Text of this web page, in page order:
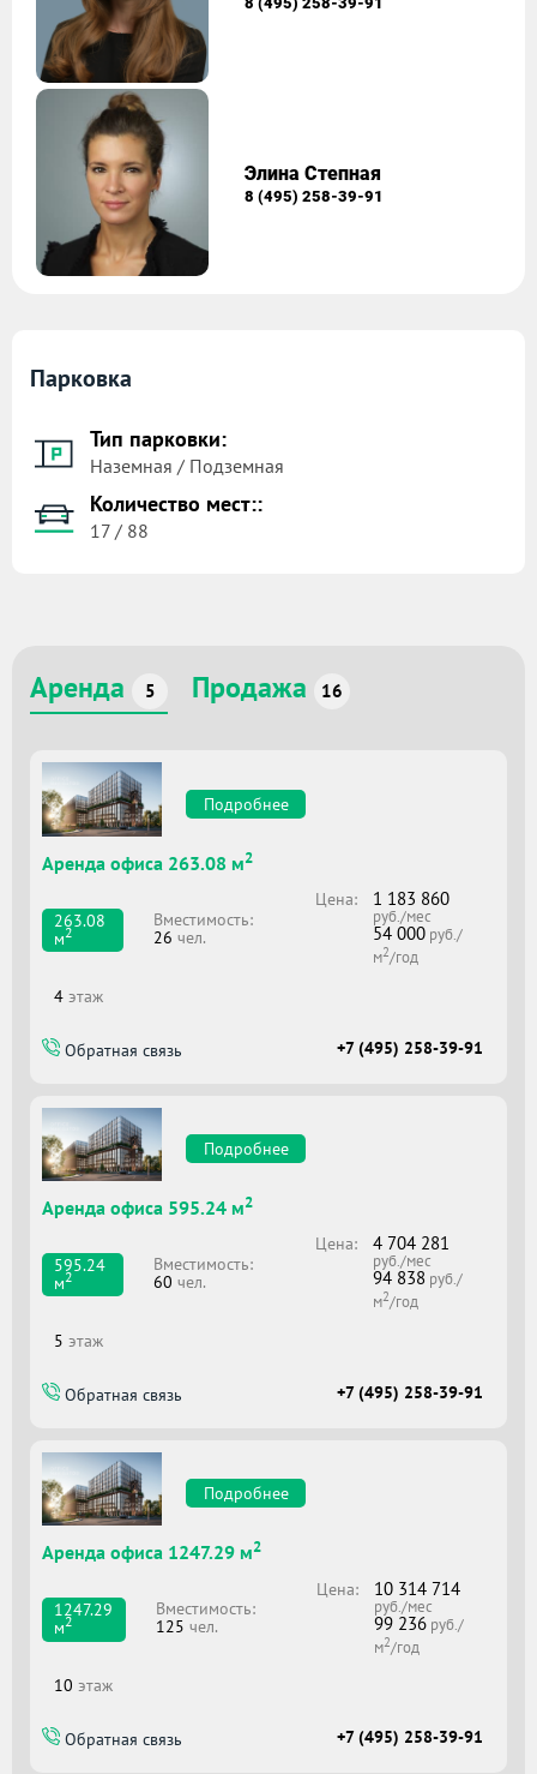
Элина Степная
8 (495) 258-39-91
Парковка
Тип парковки:
Наземная / Подземная
Количество мест::
17 / 88
Аренда 5 Продажа 16
Подробнее
Аренда офиса 263.08 м2
263.08
м2
Вместимоcть:
26 чел.
Цена: 1 183 860
руб./мес
54 000руб./
м2/год
4 этаж
Обратная связь +7 (495) 258-39-91
Подробнее
Аренда офиса 595.24 м2
595.24
м2
Вместимоcть:
60 чел.
Цена: 4 704 281
руб./мес
94 838 руб./
м2/год
5 этаж
Обратная связь +7 (495) 258-39-91
Подробнее
Аренда офиса 1247.29 м2
1247.29
м2
Вместимоcть:
125 чел.
Цена: 10 314 714
руб./мес
99 236 руб./
м2/год
10 этаж
Обратная связь +7 (495) 258-39-91